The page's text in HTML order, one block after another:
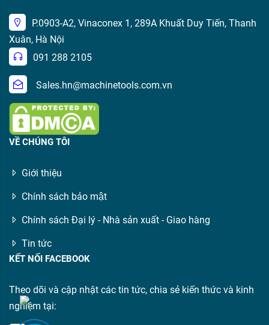
P.0903-A2, Vinaconex 1, 289A Khuất Duy Tiến, Thanh
Xuân, Hà Nội
091 288 2105
Sales.hn@machinetools.com.vn
VỀ CHÚNG TÔI
Giới thiệu
Chính sách bảo mật
Chính sách Đại lý - Nhà sản xuất - Giao hàng
Tin tức
KẾT NỐI FACEBOOK
Theo dõi và cập nhật các tin tức, chia sẻ kiến thức và kinh
nghiệm tại: